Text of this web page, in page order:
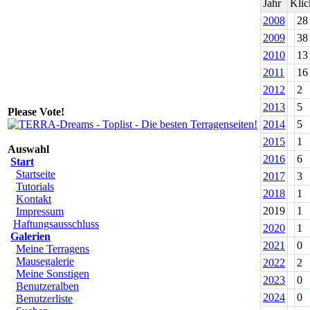
Please Vote!
Auswahl
Start
Startseite
Tutorials
Kontakt
Impressum
Haftungsausschluss
Galerien
Meine Terragens
Mausegalerie
Meine Sonstigen
Benutzeralben
Benutzerliste
Jahr
2008
28
2009
38
2010
13
2011
16
2012
2
2013
5
2014
5
2015
1
2016
6
2017
3
2018
1
2019
1
2020
1
2021
0
2022
2
2023
0
2024
0